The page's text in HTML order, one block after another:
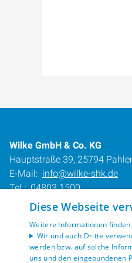
Wilke GmbH & Co. KG
Hauptstraße 39, 25794
E-Mail: info@wilke-shk.de
Tel.: 04803 1500
Impressum
Datenschutzerklärung
AGB
Barrierefreiheitserklärung
Diese Webseite
Weitere Informationen finden
Wir und auch Dritte
werden bzw. auf solche
uns und den eingebundenen